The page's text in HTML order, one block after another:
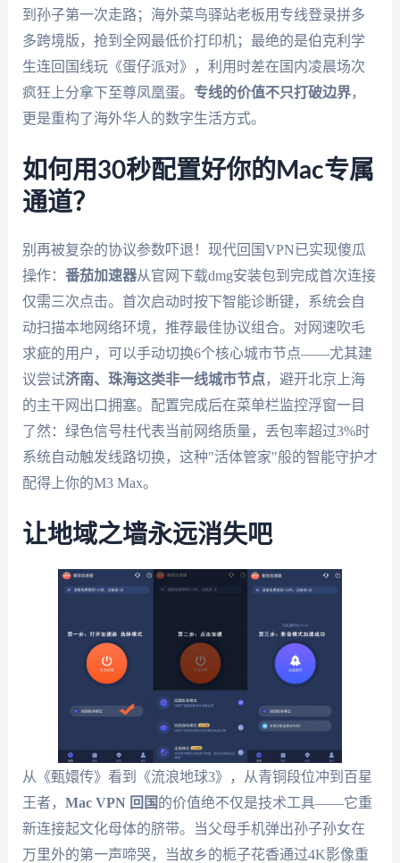
到孙子第一次走路；海外菜鸟驿站老板用专线登录拼多
多跨境版，抢到全网最低价打印机；最绝的是伯克利学
生连回国线玩《蛋仔派对》，利用时差在国内凌晨场次
疯狂上分拿下至尊凤凰蛋。 专线的价值不只打破边界，
更是重构了海外华人的数字生活方式。
如何用30秒配置好你的Mac专属
通道？
别再被复杂的协议参数吓退！现代回国VPN已实现傻瓜
操作： 番茄加速器从官网下载dmg安装包到完成首次连接
仅需三次点击。首次启动时按下智能诊断键，系统会自
动扫描本地网络环境，推荐最佳协议组合。对网速吹毛
求疵的用户，可以手动切换6个核心城市节点——尤其建
议尝试济南、珠海这类非一线城市节点，避开北京上海
的主干网出口拥塞。配置完成后在菜单栏监控浮窗一目
了然：绿色信号柱代表当前网络质量，丢包率超过3%时
系统自动触发线路切换，这种"活体管家"般的智能守护才
配得上你的M3 Max。
让地域之墙永远消失吧
从《甄嬛传》看到《流浪地球3》，从青铜段位冲到百星
王者， Mac VPN 回国 的价值绝不仅是技术工具——它重
新连接起文化母体的脐带。当父母手机弹出孙子孙女在
万里外的第一声啼哭，当故乡的栀子花香通过4K影像重